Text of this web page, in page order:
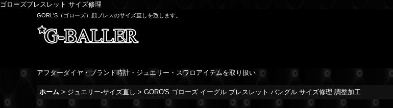
ゴローズブレスレット サイズ修理
GORL'S（ゴローズ）顔ブレスのサイズ直しを致します。
アフターダイヤ・ブランド時計・ジュエリー・スワロアイテムを取り扱い
ホーム > ジュエリー-サイズ直し > GORO'S ゴローズ イーグル ブレスレット バングル サイズ修理 調整加工